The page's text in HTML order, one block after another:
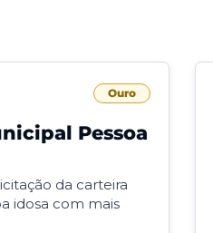
Ouro
Pessoa
da carteira
idosa com mais